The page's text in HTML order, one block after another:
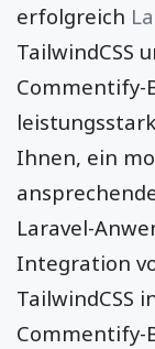
erfolgreich
TailwindCSS
Commentify-
Ihnen, ein
Laravel-
Integration
TailwindCSS
Commentify-